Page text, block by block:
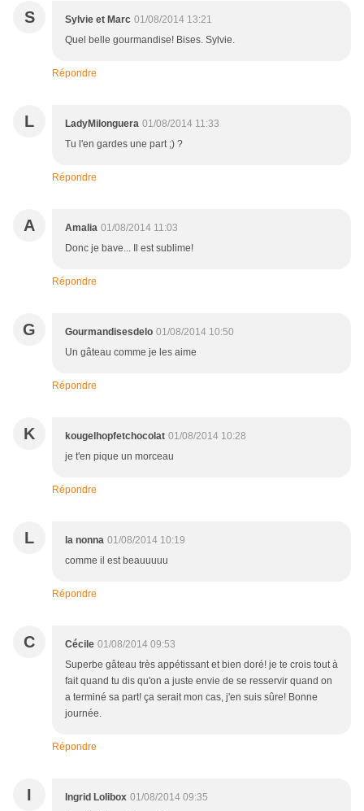
S Sylvie et Marc 01/08/2014 13:21
Quel belle gourmandise! Bises. Sylvie.
Répondre
L LadyMilonguera 01/08/2014 11:33
Tu l'en gardes une part ;) ?
Répondre
A Amalia 01/08/2014 11:03
Donc je bave... Il est sublime!
Répondre
G Gourmandisesdelo 01/08/2014 10:50
Un gâteau comme je les aime
Répondre
K kougelhopfetchocolat 01/08/2014 10:28
je t'en pique un morceau
Répondre
L la nonna 01/08/2014 10:19
comme il est beauuuuu
Répondre
C Cécile 01/08/2014 09:53
Superbe gâteau très appétissant et bien doré! je te crois tout à
fait quand tu dis qu'on a juste envie de se resservir quand on
a terminé sa part! ça serait mon cas, j'en suis sûre! Bonne
journée.
Répondre
I Ingrid Lolibox 01/08/2014 09:35